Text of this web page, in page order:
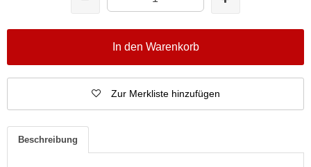
In den Warenkorb
Zur Merkliste hinzufügen
Beschreibung